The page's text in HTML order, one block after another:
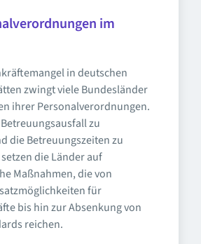
im
in deutschen
zwingt viele Bundesländer
ihrer Personalverordnungen.
zu
die Betreuungszeiten zu
die Länder auf
Maßnahmen, die von
für
bis hin zur Absenkung von
reichen.